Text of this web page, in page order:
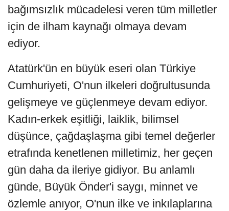
bağımsızlık mücadelesi veren tüm milletler
için de ilham kaynağı olmaya devam
ediyor.
Atatürk'ün en büyük eseri olan Türkiye
Cumhuriyeti, O'nun ilkeleri doğrultusunda
gelişmeye ve güçlenmeye devam ediyor.
Kadın-erkek eşitliği, laiklik, bilimsel
düşünce, çağdaşlaşma gibi temel değerler
etrafında kenetlenen milletimiz, her geçen
gün daha da ileriye gidiyor. Bu anlamlı
günde, Büyük Önder'i saygı, minnet ve
özlemle anıyor, O'nun ilke ve inkılaplarına